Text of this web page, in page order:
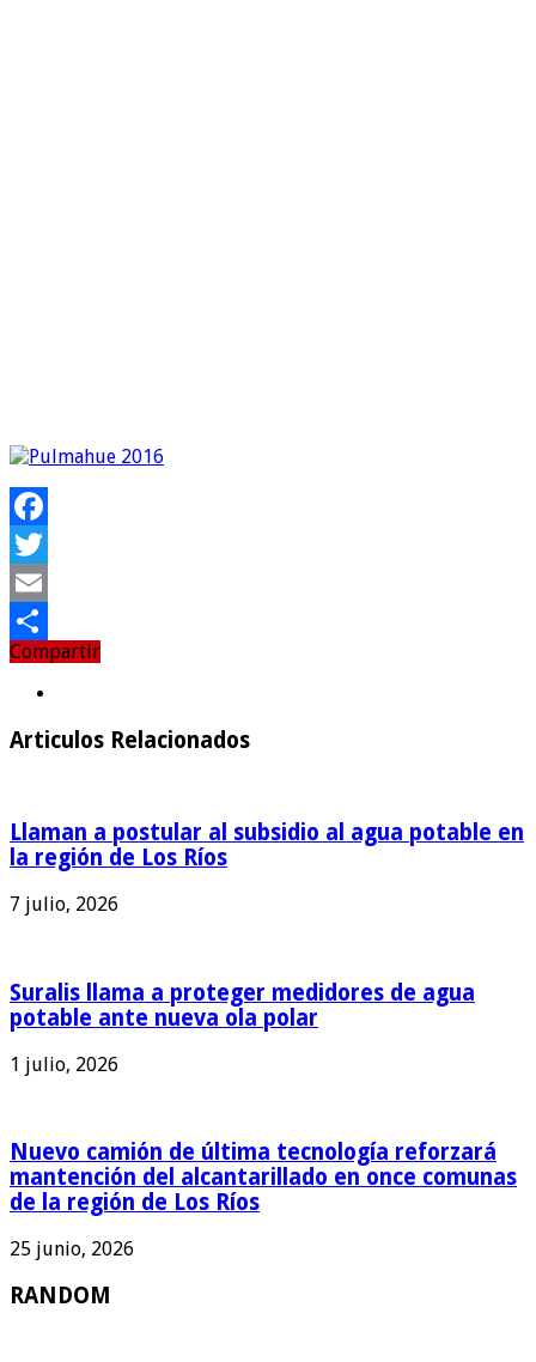
Facebook
Twitter
Email
Compartir
Compartir
Articulos Relacionados
Llaman a postular al subsidio al agua potable en
la región de Los Ríos
7 julio, 2026
Suralis llama a proteger medidores de agua
potable ante nueva ola polar
1 julio, 2026
Nuevo camión de última tecnología reforzará
mantención del alcantarillado en once comunas
de la región de Los Ríos
25 junio, 2026
RANDOM